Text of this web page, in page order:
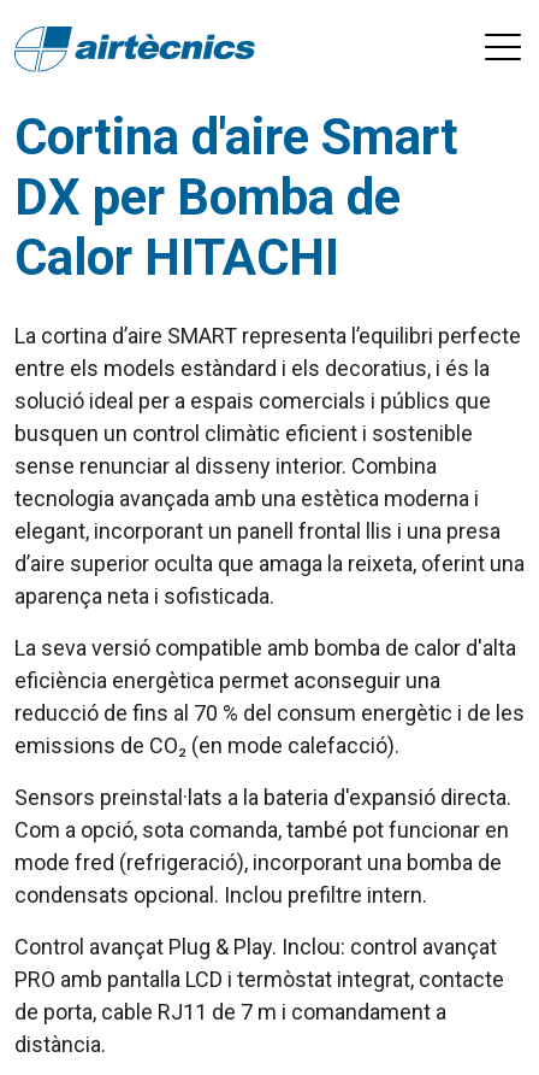
Cortina d'aire Smart
DX per Bomba de
Calor HITACHI
La cortina d’aire SMART representa l’equilibri perfecte
entre els models estàndard i els decoratius, i és la
solució ideal per a espais comercials i públics que
busquen un control climàtic eficient i sostenible
sense renunciar al disseny interior. Combina
tecnologia avançada amb una estètica moderna i
elegant, incorporant un panell frontal llis i una presa
d’aire superior oculta que amaga la reixeta, oferint una
aparença neta i sofisticada.
La seva versió compatible amb bomba de calor d'alta
eficiència energètica permet aconseguir una
reducció de fins al 70 % del consum energètic i de les
emissions de CO₂ (en mode calefacció).
Sensors preinstal·lats a la bateria d'expansió directa.
Com a opció, sota comanda, també pot funcionar en
mode fred (refrigeració), incorporant una bomba de
condensats opcional. Inclou prefiltre intern.
Control avançat Plug & Play. Inclou: control avançat
PRO amb pantalla LCD i termòstat integrat, contacte
de porta, cable RJ11 de 7 m i comandament a
distància.